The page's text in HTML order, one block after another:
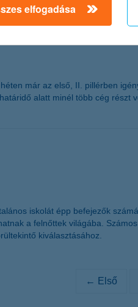
már az első, II. pillérben
alatt minél több cég részt
iskolát épp befejezők
a felnőttek világába.
kiválasztásához.
← Első
elfogadása